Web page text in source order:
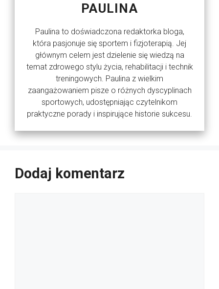
PAULINA
Paulina to doświadczona redaktorka bloga,
która pasjonuje się sportem i fizjoterapią. Jej
głównym celem jest dzielenie się wiedzą na
temat zdrowego stylu życia, rehabilitacji i technik
treningowych. Paulina z wielkim
zaangażowaniem pisze o różnych dyscyplinach
sportowych, udostępniając czytelnikom
praktyczne porady i inspirujące historie sukcesu.
Dodaj komentarz